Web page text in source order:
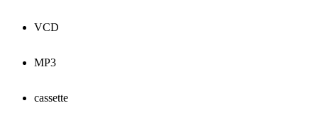
VCD
MP3
cassette